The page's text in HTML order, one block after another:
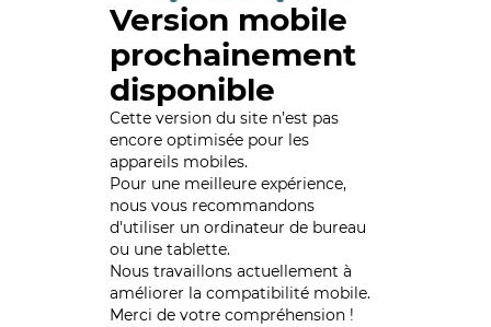
Version mobile
prochainement
disponible
Cette version du site n’est pas
encore optimisée pour les
appareils mobiles.
Pour une meilleure expérience,
nous vous recommandons
d'utiliser un ordinateur de bureau
ou une tablette.
Nous travaillons actuellement à
améliorer la compatibilité mobile.
Merci de votre compréhension !